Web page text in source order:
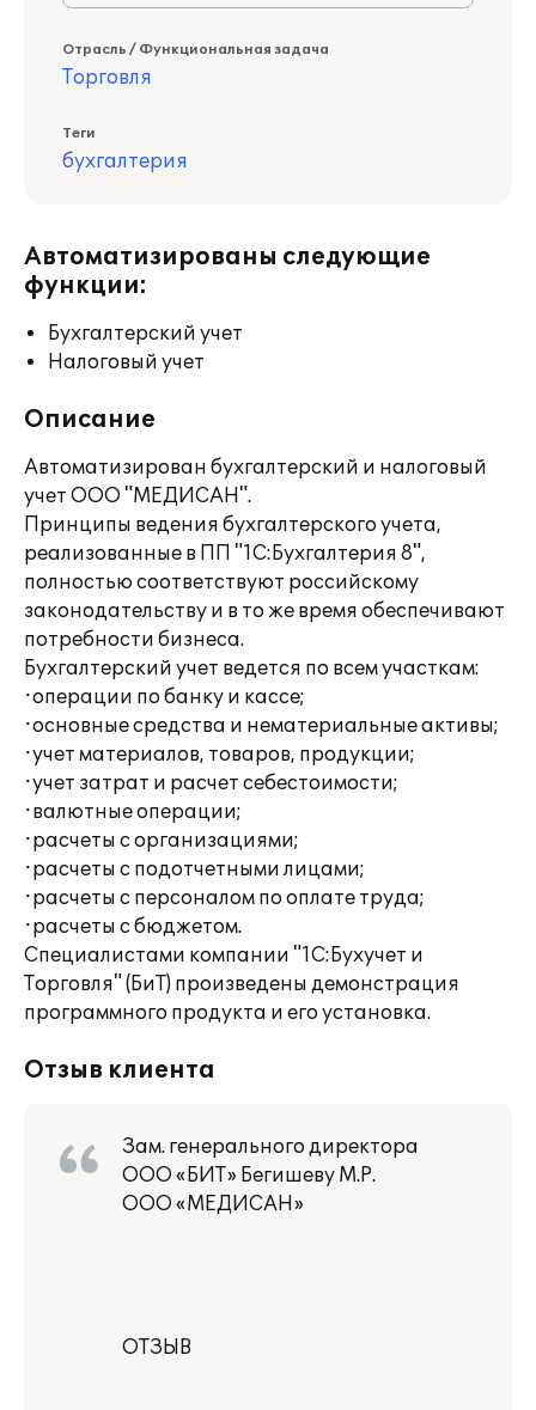
Отрасль / Функциональная задача
Торговля
Теги
бухгалтерия
Автоматизированы следующие
функции:
Бухгалтерский учет
Налоговый учет
Описание
Автоматизирован бухгалтерский и налоговый
учет ООО "МЕДИСАН".
Принципы ведения бухгалтерского учета,
реализованные в ПП "1С:Бухгалтерия 8",
полностью соответствуют российскому
законодательству и в то же время обеспечивают
потребности бизнеса.
Бухгалтерский учет ведется по всем участкам:
·операции по банку и кассе;
·основные средства и нематериальные активы;
·учет материалов, товаров, продукции;
·учет затрат и расчет себестоимости;
·валютные операции;
·расчеты с организациями;
·расчеты с подотчетными лицами;
·расчеты с персоналом по оплате труда;
·расчеты с бюджетом.
Специалистами компании "1С:Бухучет и
Торговля" (БиТ) произведены демонстрация
программного продукта и его установка.
Отзыв клиента
Зам. генерального директора
ООО «БИТ» Бегишеву М.Р.
ООО «МЕДИСАН»
ОТЗЫВ